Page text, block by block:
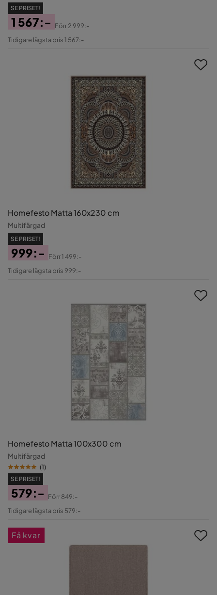
SE PRISET!
Pris
1 567:-
Original
Förr2 999:-
Tidigare lägsta pris 1 567:-
Homefesto Matta 160x230 cm
Multifärgad
SE PRISET!
Pris
999:-
Original
Förr1 499:-
Tidigare lägsta pris 999:-
Homefesto Matta 100x300 cm
Multifärgad
(1)
SE PRISET!
Pris
579:-
Original
Förr849:-
Tidigare lägsta pris 579:-
Få kvar